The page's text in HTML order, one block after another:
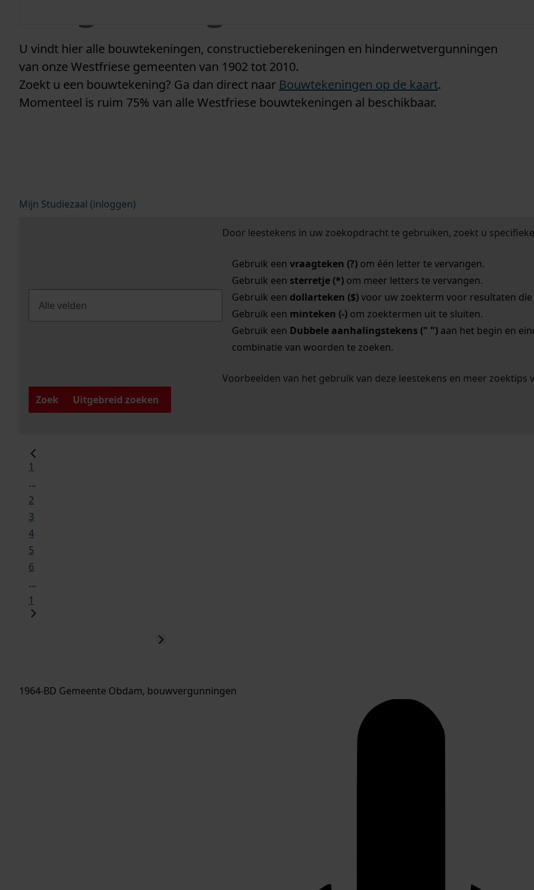
U vindt hier alle bouwtekeningen, constructieberekeningen en hinderwetvergunningen
van onze Westfriese gemeenten van 1902 tot 2010.
Zoekt u een bouwtekening? Ga dan direct naar Bouwtekeningen op de kaart.
Momenteel is ruim 75% van alle Westfriese bouwtekeningen al beschikbaar.
Mijn Studiezaal (inloggen)
Door leestekens in uw zoekopdracht te gebruiken, zoekt u
Gebruik een vraagteken (?)om één letter te vervangen.
Gebruik een sterretje (*)om meer letters te vervangen.
Gebruik een dollarteken ($)voor uw zoekterm voor resultaten die
Gebruik een minteken (-)om zoektermen uit te sluiten.
Gebruik een Dubbele aanhalingstekens (" ")aan het begin en
combinatie van woorden te zoeken.
Voorbeelden van het gebruik van deze leestekens en meer zoektips
Zoek
Uitgebreid zoeken
1
...
2
3
4
5
6
...
1
1964-BD Gemeente Obdam, bouwvergunningen